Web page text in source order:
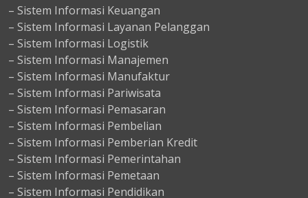
– Sistem Informasi Keuangan
– Sistem Informasi Layanan Pelanggan
– Sistem Informasi Logistik
– Sistem Informasi Manajemen
– Sistem Informasi Manufaktur
– Sistem Informasi Pariwisata
– Sistem Informasi Pemasaran
– Sistem Informasi Pembelian
– Sistem Informasi Pemberian Kredit
– Sistem Informasi Pemerintahan
– Sistem Informasi Pemetaan
– Sistem Informasi Pendidikan